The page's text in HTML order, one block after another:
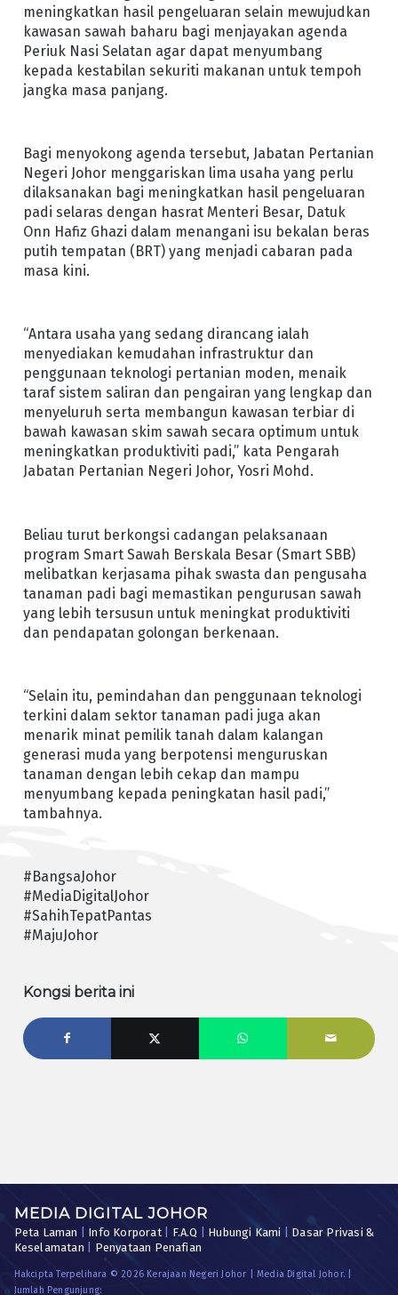
meningkatkan hasil pengeluaran selain mewujudkan
kawasan sawah baharu bagi menjayakan agenda
Periuk Nasi Selatan agar dapat menyumbang
kepada kestabilan sekuriti makanan untuk tempoh
jangka masa panjang.
Bagi menyokong agenda tersebut, Jabatan Pertanian
Negeri Johor menggariskan lima usaha yang perlu
dilaksanakan bagi meningkatkan hasil pengeluaran
padi selaras dengan hasrat Menteri Besar, Datuk
Onn Hafiz Ghazi dalam menangani isu bekalan beras
putih tempatan (BRT) yang menjadi cabaran pada
masa kini.
“Antara usaha yang sedang dirancang ialah
menyediakan kemudahan infrastruktur dan
penggunaan teknologi pertanian moden, menaik
taraf sistem saliran dan pengairan yang lengkap dan
menyeluruh serta membangun kawasan terbiar di
bawah kawasan skim sawah secara optimum untuk
meningkatkan produktiviti padi,” kata Pengarah
Jabatan Pertanian Negeri Johor, Yosri Mohd.
Beliau turut berkongsi cadangan pelaksanaan
program Smart Sawah Berskala Besar (Smart SBB)
melibatkan kerjasama pihak swasta dan pengusaha
tanaman padi bagi memastikan pengurusan sawah
yang lebih tersusun untuk meningkat produktiviti
dan pendapatan golongan berkenaan.
“Selain itu, pemindahan dan penggunaan teknologi
terkini dalam sektor tanaman padi juga akan
menarik minat pemilik tanah dalam kalangan
generasi muda yang berpotensi menguruskan
tanaman dengan lebih cekap dan mampu
menyumbang kepada peningkatan hasil padi,”
tambahnya.
#BangsaJohor
#MediaDigitalJohor
#SahihTepatPantas
#MajuJohor
Kongsi berita ini
MEDIA DIGITAL JOHOR
Peta Laman Info Korporat| F.A.Q Hubungi Kami
Dasar Privasi &
Keselamatan
Penyataan Penafian
Hakcipta Terpelihara © 2026 Kerajaan Negeri Johor | Media Digital Johor. |
Jumlah Pengunjung: